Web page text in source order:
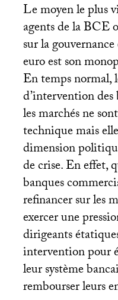
Le moyen le plus
agents de laBCE
sur la
euro est son
En temps normal,
d’intervention
les marchés ne
technique mais
dimension
de crise. En effet,
banques
refinancer sur les
exercer une
dirigeants
intervention pour
leur système
rembourser leurs